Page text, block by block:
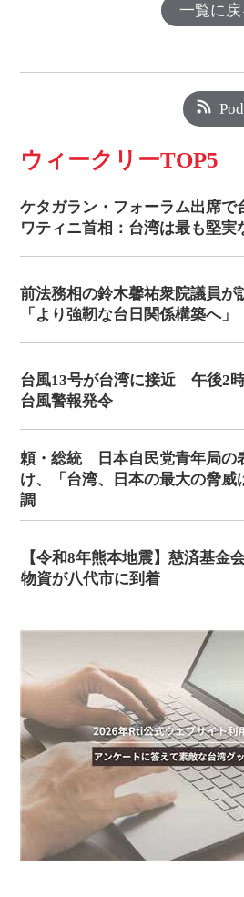
一覧に戻
ウィークリーTOP5
ケタガラン・フォーラム出席で
ワティニ首相：台湾は最も堅実
前法務相の鈴木馨祐衆院議員
「より強靭な台日関係構築へ」
台風13号が台湾に接近 午後2
台風警報発令
頼・総統 日本自民党青年局の
け、「台湾、日本の最大の脅威
調
【令和8年熊本地震】慈済基金
物資が八代市に到着